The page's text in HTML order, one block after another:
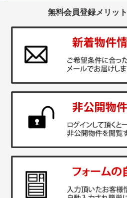
無料会員登録メリッ